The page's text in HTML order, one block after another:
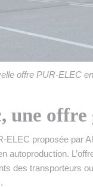
offre PUR-ELEC
une offre
ELEC proposée par
autoproduction.
des transporteurs